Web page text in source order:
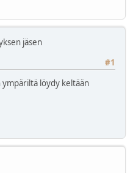
jäsen
#1
ympäriltä löydy keltään